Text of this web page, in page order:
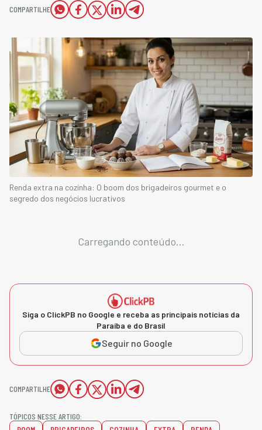
COMPARTILHE
Renda extra na cozinha: O boom dos brigadeiros gourmet e o
segredo dos negócios lucrativos
Carregando conteúdo...
Siga o ClickPB no Google e receba as principais notícias da
Paraíba e do Brasil
Seguir no Google
COMPARTILHE
TÓPICOS NESSE ARTIGO: